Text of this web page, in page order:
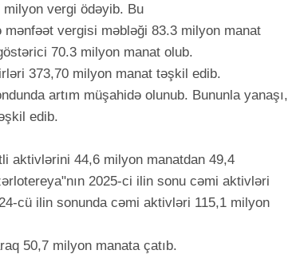
vergi ödəyib. Bu
vergisi məbləği 83.3 milyon manat
70.3 milyon manat olub.
373,70 milyon manat təşkil edib.
artım müşahidə olunub. Bununla yanaşı,
edib.
aktivlərini 44,6 milyon manatdan 49,4
2025-ci ilin sonu cəmi aktivləri
cü ilin sonunda cəmi aktivləri 115,1 milyon
50,7 milyon manata çatıb.